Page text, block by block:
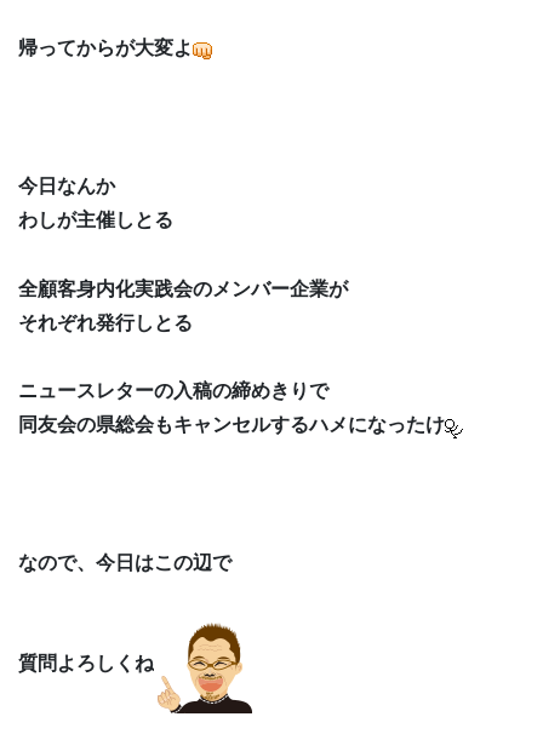
帰ってからが大変よ
今日なんか
わしが主催しとる
全顧客身内化実践会のメンバー企業が
それぞれ発行しとる
ニュースレターの入稿の締めきりで
同友会の県総会もキャンセルするハメになったけ
なので、今日はこの辺で
質問よろしくね